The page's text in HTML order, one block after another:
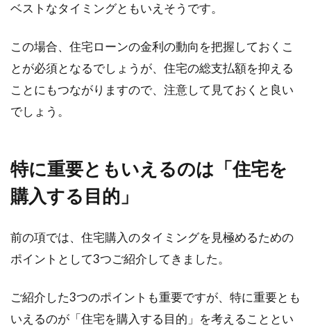
ベストなタイミングともいえそうです。
この場合、住宅ローンの金利の動向を把握しておくこ
とが必須となるでしょうが、住宅の総支払額を抑える
ことにもつながりますので、注意して見ておくと良い
でしょう。
特に重要ともいえるのは「住宅を
購入する目的」
前の項では、住宅購入のタイミングを見極めるための
ポイントとして3つご紹介してきました。
ご紹介した3つのポイントも重要ですが、特に重要とも
いえるのが「住宅を購入する目的」を考えることとい